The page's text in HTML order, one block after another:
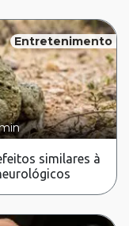
Entretenimento
similares à